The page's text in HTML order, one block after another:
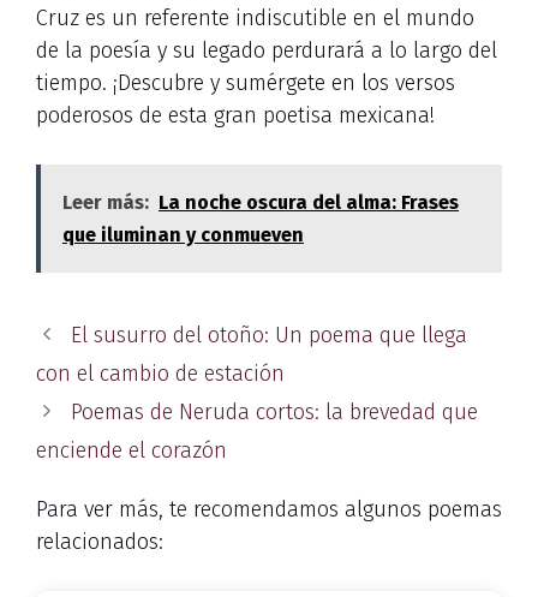
Cruz es un referente indiscutible en el mundo
de la poesía y su legado perdurará a lo largo del
tiempo. ¡Descubre y sumérgete en los versos
poderosos de esta gran poetisa mexicana!
Leer más: La noche oscura del alma: Frases
que iluminan y conmueven
El susurro del otoño: Un poema que llega
con el cambio de estación
Poemas de Neruda cortos: la brevedad que
enciende el corazón
Para ver más, te recomendamos algunos poemas
relacionados: